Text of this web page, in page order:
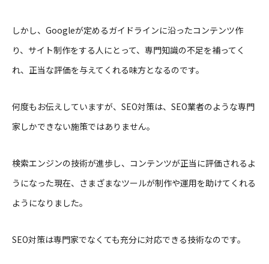
しかし、Googleが定めるガイドラインに沿ったコンテンツ作
り、サイト制作をする人にとって、専門知識の不足を補ってく
れ、正当な評価を与えてくれる味方となるのです。
何度もお伝えしていますが、SEO対策は、SEO業者のような専門
家しかできない施策ではありません。
検索エンジンの技術が進歩し、コンテンツが正当に評価されるよ
うになった現在、さまざまなツールが制作や運用を助けてくれる
ようになりました。
SEO対策は専門家でなくても充分に対応できる技術なのです。